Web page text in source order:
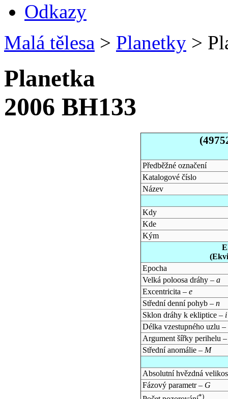
Odkazy
Malá tělesa > Planetky >
Planetka
2006 BH133
Předběžné označení
Katalogové číslo
Název
Kdy
Kde
Kým
Epocha
Velká poloosa dráhy – a
Excentricita – e
Střední denní pohyb – n
Sklon dráhy k ekliptice – i
Délka vzestupného uzlu –
Argument šířky perihelu
Střední anomálie – M
Absolutní hvězdná
Fázový parametr – G
*)